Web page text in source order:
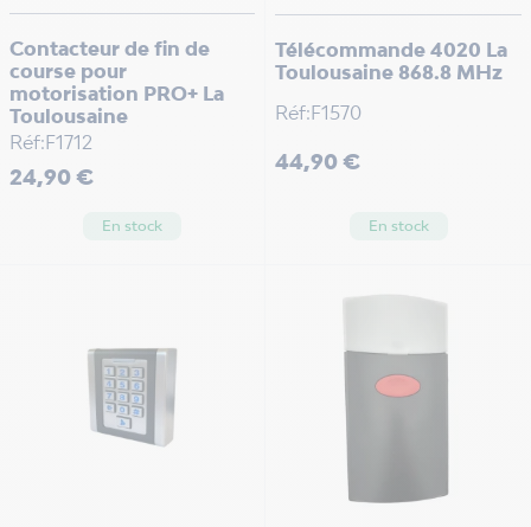
Contacteur de fin de
course pour
motorisation PRO+ La
Toulousaine
Réf:F1712
Prix
24,90 €
En stock
Télécommande 4020 La
Toulousaine 868.8 MHz
Réf:F1570
Prix
44,90 €
En stock